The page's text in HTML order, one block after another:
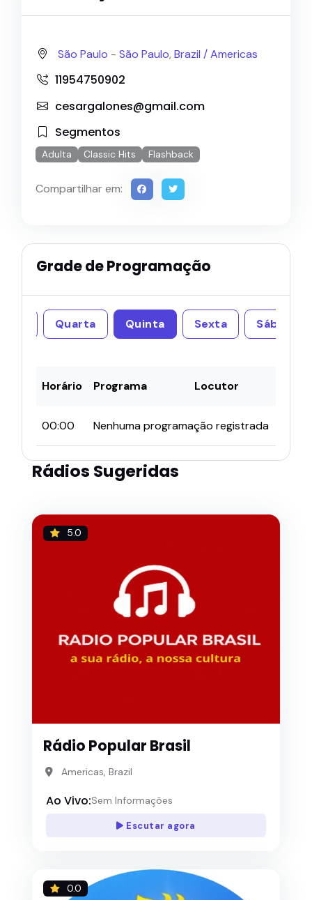
São Paulo - São Paulo, Brazil /Americas
11954750902
cesargalones@gmail.com
Segmentos
Adulta Classic Hits Flashback
Compartilhar em:
Grade de Programação
Quarta Quinta Sexta Sábado
Horário Programa Locutor
00:00 Nenhuma programação registrada
Rádios Sugeridas
5.0
Rádio Popular Brasil
Americas, Brazil
Ao Vivo:Sem Informações
Escutar agora
0.0